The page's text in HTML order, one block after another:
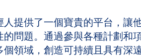
提供了一個寶貴的平台，
問題。通過參與各種計劃和
領域，創造可持續且具有深